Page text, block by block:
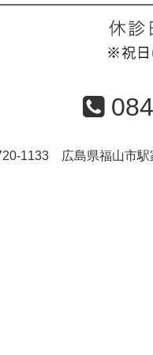
1133 広島県福山市駅